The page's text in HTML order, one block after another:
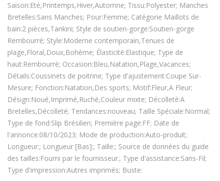
Saison:Eté,Printemps,Hiver,Automne; Tissu:Polyester; Manches
Bretelles:Sans Manches; Pour:Femme; Catégorie Maillots de
bain:2 pièces,Tankini; Style de soutien-gorge:Soutien-gorge
Rembourré; Style:Moderne contemporain,Tenues de
plage,Floral,Doux,Bohème; Élasticité:Elastique; Type de
haut:Rembourré; Occasion:Bleu,Natation,Plage,Vacances;
Détails:Coussinets de poitrine; Type d'ajustement:Coupe Sur-
Mesure; Fonction:Natation,Des sports; Motif:Fleur,A Fleur;
Désign:Noué,Imprimé,Ruché,Couleur mixte; Décolleté:A
Bretelles,Décolleté; Tendances:nouveau; Taille Spéciale:Normal;
Type de fond:Slip Brésilien; Première page:FF; Date de
l'annonce:08/10/2023; Mode de production:Auto-produit;
Longueur:; Longueur [Bas]:; Taille:; Source de données du guide
des tailles:Fourni par le fournisseur.; Type d'assistance:Sans-Fil;
Type d'impression:Autres imprimés; Buste: